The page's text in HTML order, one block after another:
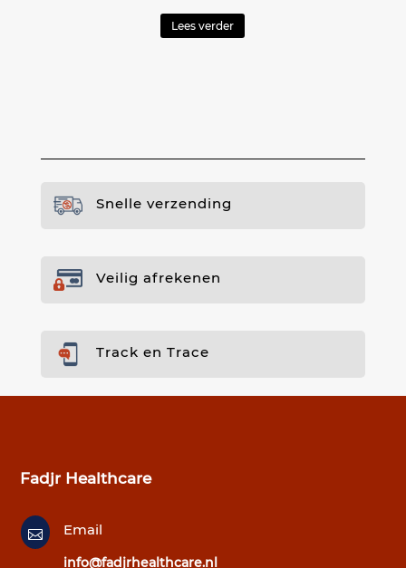
Lees verder
Snelle verzending
Veilig afrekenen
Track en Trace
Fadjr Healthcare
 Email
info@fadjrhealthcare.nl